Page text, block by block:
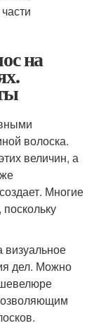
на
волоска.
величин, а
Многие
визуальное
дел. Можно